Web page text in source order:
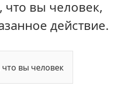
что вы человек,
действие.
вы человек